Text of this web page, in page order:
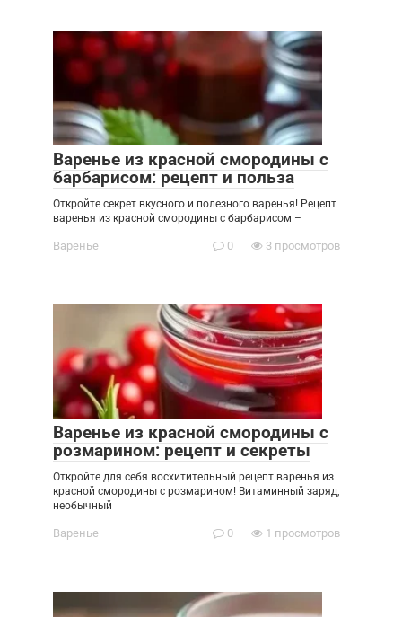
Варенье из красной смородины с
барбарисом: рецепт и польза
Откройте секрет вкусного и полезного варенья! Рецепт
варенья из красной смородины с барбарисом –
Варенье 0 3 просмотров
Варенье из красной смородины с
розмарином: рецепт и секреты
Откройте для себя восхитительный рецепт варенья из
красной смородины с розмарином! Витаминный заряд,
необычный
Варенье 0 1 просмотров